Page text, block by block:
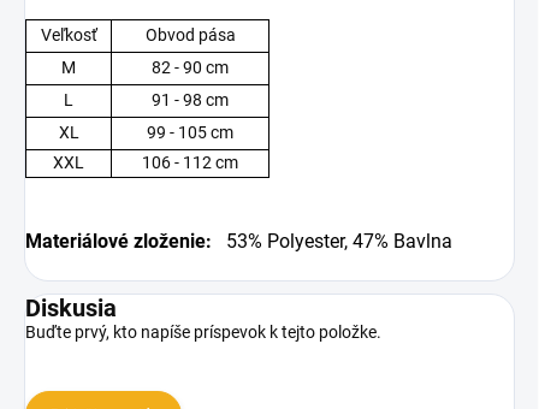
Veľkosť
Obvod pása
M
82 - 90 cm
L
91 - 98 cm
XL
99 - 105 cm
XXL
106 - 112 cm
Materiálové zloženie: 53% Polyester, 47% Bavlna
Diskusia
Buďte prvý, kto napíše príspevok k tejto položke.